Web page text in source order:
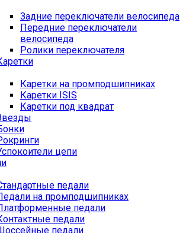
Задние переключатели велосипеда
Передние переключатели
велосипеда
Ролики переключателя
Каретки на промподшипниках
Каретки ISIS
Каретки под квадрат
цепи
педали
на промподшипниках
педали
педали
педали